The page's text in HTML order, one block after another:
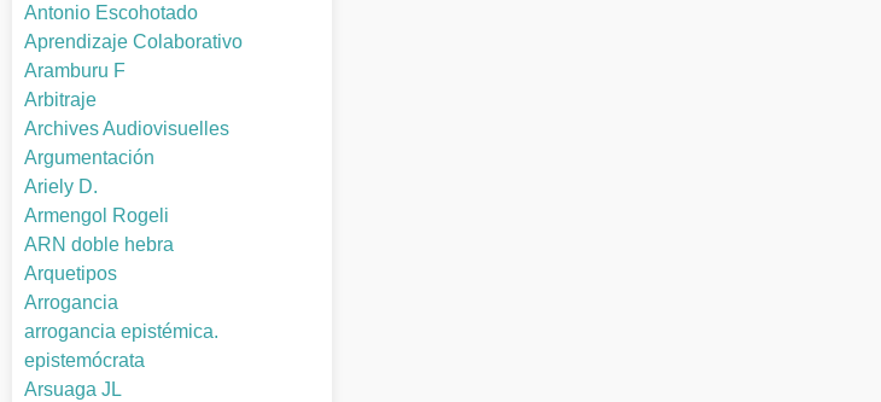
Antonio Escohotado
Aprendizaje Colaborativo
Aramburu F
Arbitraje
Archives Audiovisuelles
Argumentación
Ariely D.
Armengol Rogeli
ARN doble hebra
Arquetipos
Arrogancia
arrogancia epistémica.
epistemócrata
Arsuaga JL